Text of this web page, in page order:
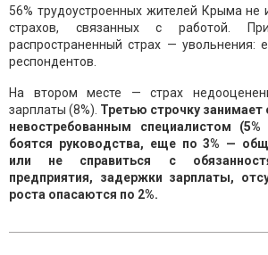
56% трудоустроенных жителей Крыма не
страхов, связанных с работой.
распространенный страх — увольнения:
респондентов.
На втором месте — страх
зарплаты (8%). Третью строчку занимает
невостребованным специалистом
боятся руководства, еще по 3% —
или не справиться с
предприятия, задержки зарплаты,
роста опасаются по 2%.